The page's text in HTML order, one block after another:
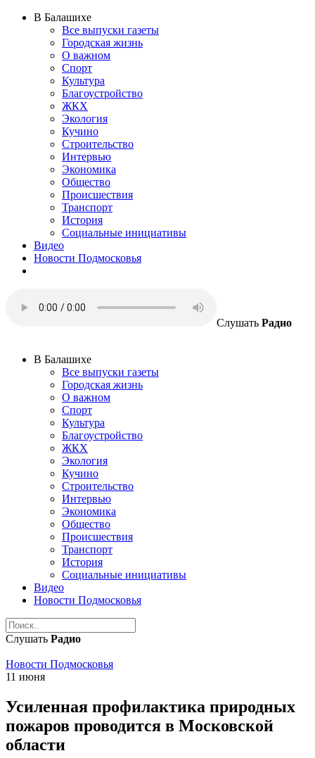
В Балашихе
Все выпуски газеты
Городская жизнь
О важном
Спорт
Культура
Благоустройство
ЖКХ
Экология
Кучино
Строительство
Интервью
Экономика
Общество
Происшествия
Транспорт
История
Социальные инициативы
Видео
Новости Подмосковья
Слушать Радио
В Балашихе
Все выпуски газеты
Городская жизнь
О важном
Спорт
Культура
Благоустройство
ЖКХ
Экология
Кучино
Строительство
Интервью
Экономика
Общество
Происшествия
Транспорт
История
Социальные инициативы
Видео
Новости Подмосковья
Слушать Радио
Новости Подмосковья
11 июня
Усиленная профилактика природных
пожаров проводится в Московской
области